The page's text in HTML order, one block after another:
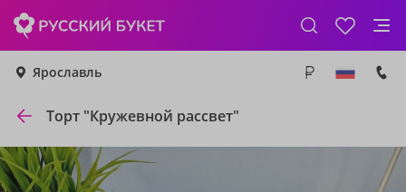
Ярославль
Торт "Кружевной рассвет"